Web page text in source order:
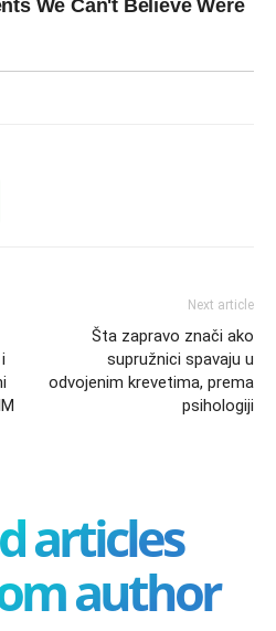
Next article
Šta zapravo znači ako
supružnici spavaju u
odvojenim krevetima, prema
psihologiji
articles
author